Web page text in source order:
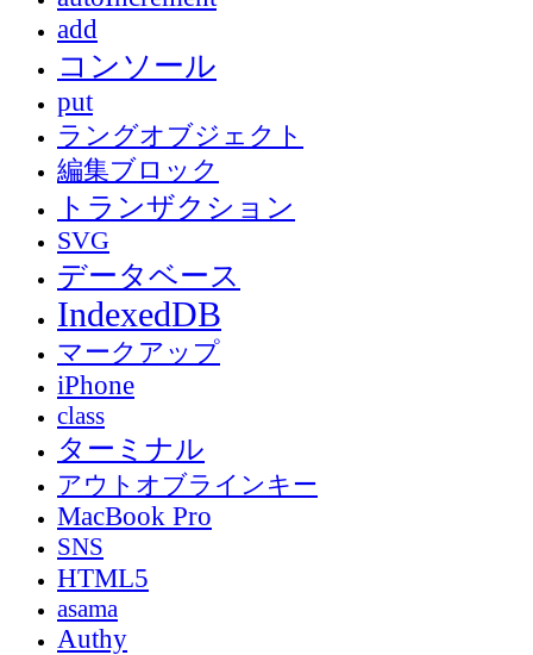
add
コンソール
put
ラングオブジェクト
編集ブロック
トランザクション
SVG
データベース
IndexedDB
マークアップ
iPhone
class
ターミナル
アウトオブラインキー
MacBook Pro
SNS
HTML5
asama
Authy